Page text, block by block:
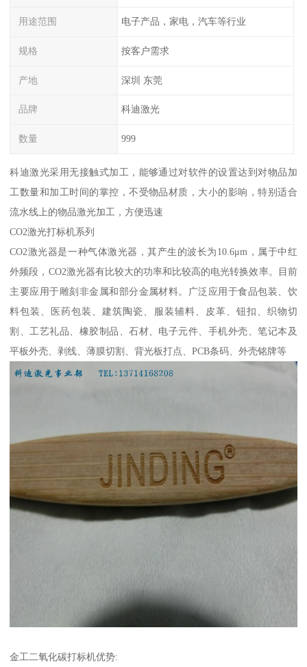
用途范围 电子产品，家电，汽车等行业
规格 按客户需求
产地 深圳 东莞
品牌 科迪激光
数量 999
科迪激光采用无接触式加工，能够通过对软件的设置达到对物品加
工数量和加工时间的掌控，不受物品材质，大小的影响，特别适合
流水线上的物品激光加工，方便迅速
CO2激光打标机系列
CO2激光器是一种气体激光器，其产生的波长为10.6μm，属于中红
外频段，CO2激光器有比较大的功率和比较高的电光转换效率。目前
主要应用于雕刻非金属和部分金属材料。广泛应用于食品包装、饮
料包装、医药包装、建筑陶瓷、服装辅料、皮革、钮扣、织物切
割、工艺礼品、橡胶制品、石材、电子元件、手机外壳、笔记本及
平板外壳、剥线、薄膜切割、背光板打点、PCB条码、外壳铭牌等
金工二氧化碳打标机优势: